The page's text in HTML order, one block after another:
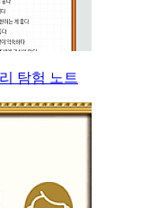
탐험 노트